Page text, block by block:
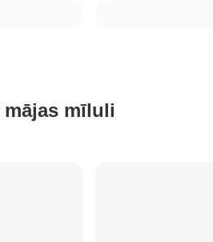
mājas mīluli